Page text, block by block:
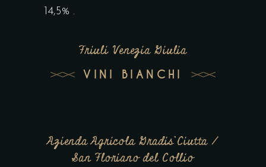
14,5% .
Friuli Venezia Giulia
VINI BIANCHI
Azienda Agricola Gradis’Ciutta /
San Floriano del Collio